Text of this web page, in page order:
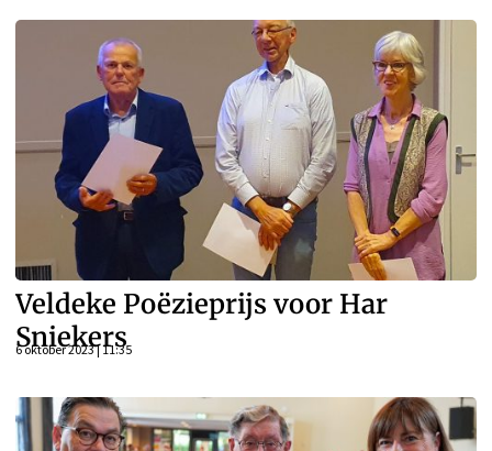
Veldeke Poëzieprijs voor Har
Sniekers
6 oktober 2023 | 11:35